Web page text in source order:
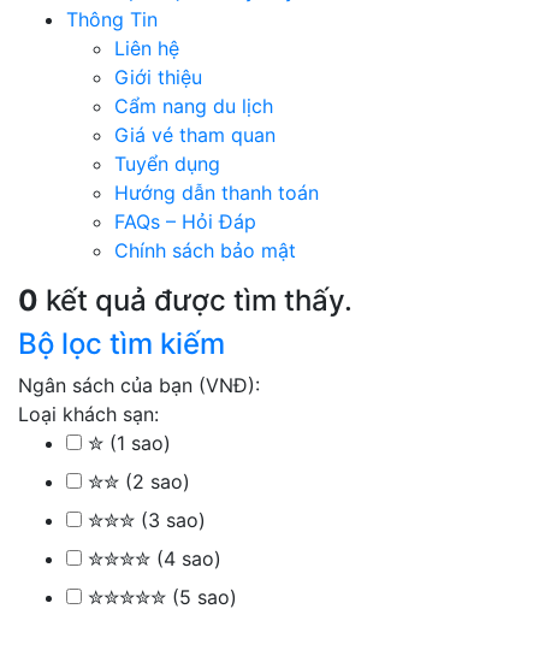
Thông Tin
Liên hệ
Giới thiệu
Cẩm nang du lịch
Giá vé tham quan
Tuyển dụng
Hướng dẫn thanh toán
FAQs – Hỏi Đáp
Chính sách bảo mật
0 kết quả được tìm thấy.
Bộ lọc tìm kiếm
Ngân sách của bạn (VNĐ):
Loại khách sạn:
✮ (1 sao)
✮✮ (2 sao)
✮✮✮ (3 sao)
✮✮✮✮ (4 sao)
✮✮✮✮✮ (5 sao)